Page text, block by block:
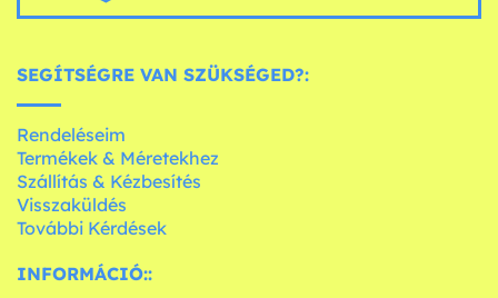
SEGÍTSÉGRE VAN SZÜKSÉGED?:
Rendeléseim
Termékek & Méretekhez
Szállítás & Kézbesítés
Visszaküldés
További Kérdések
INFORMÁCIÓ::